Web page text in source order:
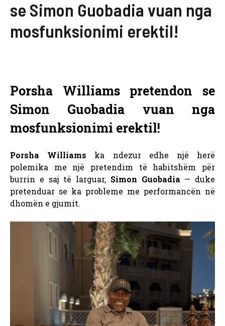
se Simon Guobadia vuan nga
mosfunksionimi erektil!
Porsha Williams pretendon se
Simon Guobadia vuan nga
mosfunksionimi erektil!
Porsha Williams ka ndezur edhe një herë
polemika me një pretendim të habitshëm për
burrin e saj të larguar, Simon Guobadia — duke
pretenduar se ka probleme me performancën në
dhomën e gjumit.